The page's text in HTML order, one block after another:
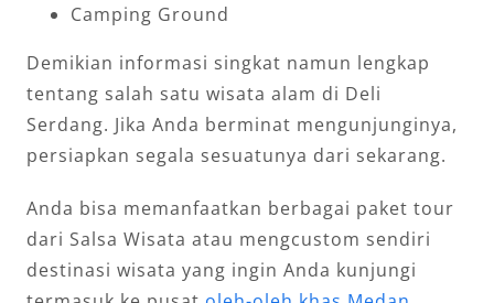
Camping Ground
Demikian informasi singkat namun lengkap
tentang salah satu wisata alam di Deli
Serdang. Jika Anda berminat mengunjunginya,
persiapkan segala sesuatunya dari sekarang.
Anda bisa memanfaatkan berbagai paket tour
dari Salsa Wisata atau mengcustom sendiri
destinasi wisata yang ingin Anda kunjungi